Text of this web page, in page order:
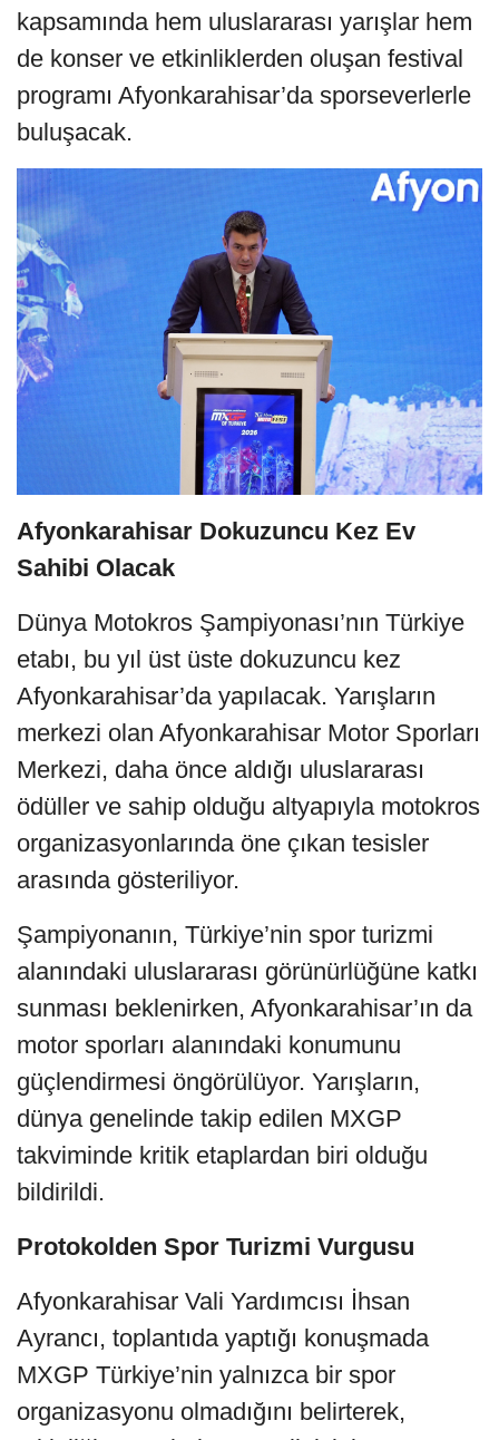
kapsamında hem uluslararası yarışlar hem
de konser ve etkinliklerden oluşan festival
programı Afyonkarahisar’da sporseverlerle
buluşacak.
Afyonkarahisar Dokuzuncu Kez Ev
Sahibi Olacak
Dünya Motokros Şampiyonası’nın Türkiye
etabı, bu yıl üst üste dokuzuncu kez
Afyonkarahisar’da yapılacak. Yarışların
merkezi olan Afyonkarahisar Motor Sporları
Merkezi, daha önce aldığı uluslararası
ödüller ve sahip olduğu altyapıyla motokros
organizasyonlarında öne çıkan tesisler
arasında gösteriliyor.
Şampiyonanın, Türkiye’nin spor turizmi
alanındaki uluslararası görünürlüğüne katkı
sunması beklenirken, Afyonkarahisar’ın da
motor sporları alanındaki konumunu
güçlendirmesi öngörülüyor. Yarışların,
dünya genelinde takip edilen MXGP
takviminde kritik etaplardan biri olduğu
bildirildi.
Protokolden Spor Turizmi Vurgusu
Afyonkarahisar Vali Yardımcısı İhsan
Ayrancı, toplantıda yaptığı konuşmada
MXGP Türkiye’nin yalnızca bir spor
organizasyonu olmadığını belirterek,